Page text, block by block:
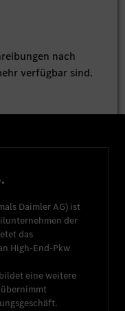
nach
verfügbar sind.
Daimler AG) ist
der
das
High-End-Pkw
bildet eine weitere